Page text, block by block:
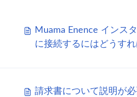
Muama Enence インス
に接続するにはどうすれ
請求書について説明が